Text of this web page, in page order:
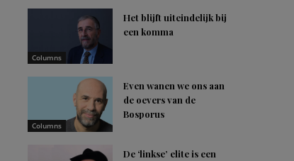
Columns
Het blijft uiteindelijk bij
een komma
Columns
Even wanen we ons aan
de oevers van de
Bosporus
De ‘linkse’ elite is een